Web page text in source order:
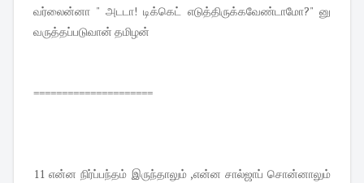
வர்லைன்னா " அடடா! டிக்கெட் எடுத்திருக்கவேண்டாமோ?" னு
வருத்தப்படுவான் தமிழன்
=====================
11 என்ன நிர்ப்பந்தம் இருந்தாலும் ,என்ன சால்ஜாப் சொன்னாலும்